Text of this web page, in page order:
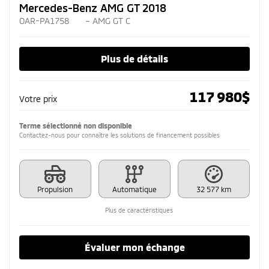
Mercedes-Benz AMG GT 2018
OAR-PA1758 – AMG GT C
Plus de détails
Votre prix 117 980$
Terme sélectionné non disponible
Contactez-nous pour connaître les solutions de financement possibles
Propulsion Automatique 32 577 km
Plus de caractéristiques
Évaluer mon échange